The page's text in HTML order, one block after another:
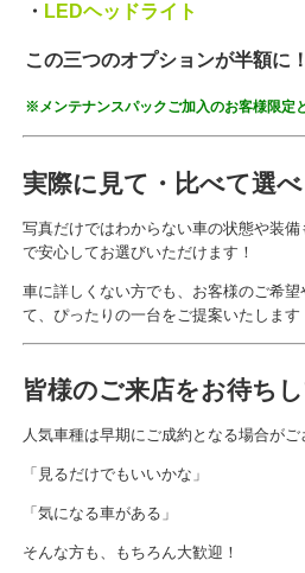
・ LEDヘッドライト
この三つのオプションが半額に！
※メンテナンスパックご加入のお客様限定
実際に見て・比べて選べ
写真だけではわからない車の状態や装
で安心してお選びいただけます！
車に詳しくない方でも、お客様のご希
て、ぴったりの一台をご提案いたします
皆様のご来店をお待ち
人気車種は早期にご成約となる場合がご
「見るだけでもいいかな」
「気になる車がある」
そんな方も、もちろん大歓迎！